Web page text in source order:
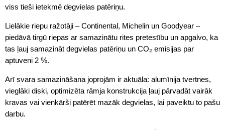
viss tieši ietekmē degvielas patēriņu.
Lielākie riepu ražotāji – Continental, Michelin un Goodyear –
piedāvā tirgū riepas ar samazinātu rites pretestību un apgalvo, ka
tas ļauj samazināt degvielas patēriņu un CO₂ emisijas par
aptuveni 2 %.
Arī svara samazināšana joprojām ir aktuāla: alumīnija tvertnes,
vieglāki diski, optimizēta rāmja konstrukcija ļauj pārvadāt vairāk
kravas vai vienkārši patērēt mazāk degvielas, lai paveiktu to pašu
darbu.